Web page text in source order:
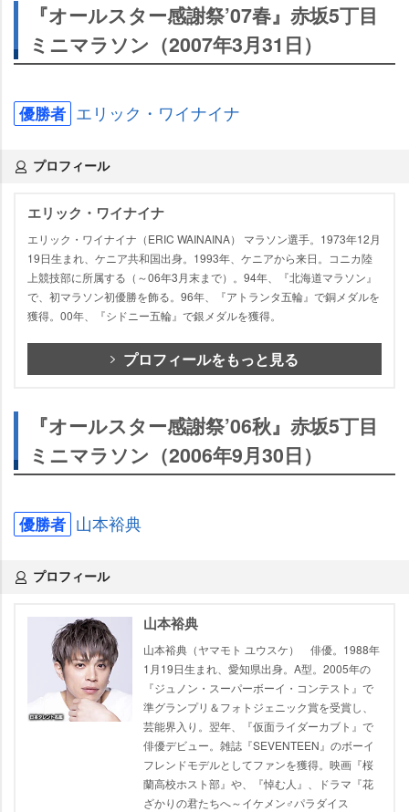
『オールスター感謝祭’07春』赤坂5丁目
ミニマラソン（2007年3月31日）
優勝者 エリック・ワイナイナ
プロフィール
エリック・ワイナイナ
エリック・ワイナイナ（ERIC WAINAINA） マラソン選手。1973年12月
19日生まれ、ケニア共和国出身。1993年、ケニアから来日。コニカ陸
上競技部に所属する（～06年3月末まで）。94年、『北海道マラソン』
で、初マラソン初優勝を飾る。96年、『アトランタ五輪』で銅メダルを
獲得。00年、『シドニー五輪』で銀メダルを獲得。
プロフィールをもっと見る
『オールスター感謝祭’06秋』赤坂5丁目
ミニマラソン（2006年9月30日）
優勝者 山本裕典
プロフィール
山本裕典
山本裕典（ヤマモト ユウスケ） 俳優。1988年
1月19日生まれ、愛知県出身。A型。2005年の
『ジュノン・スーパーボーイ・コンテスト』で
準グランプリ＆フォトジェニック賞を受賞し、
芸能界入り。翌年、『仮面ライダーカブト』で
俳優デビュー。雑誌『SEVENTEEN』のボーイ
フレンドモデルとしてファンを獲得。映画『桜
蘭高校ホスト部』や、『悼む人』、ドラマ『花
ざかりの君たちへ～イケメン♂パラダイス